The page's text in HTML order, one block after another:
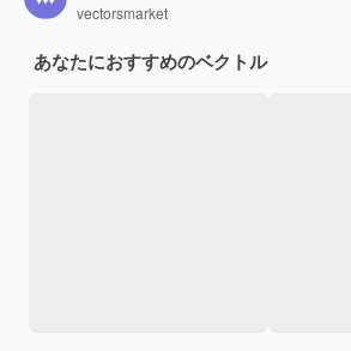
vectorsmarket
あなたにおすすめのベクトル